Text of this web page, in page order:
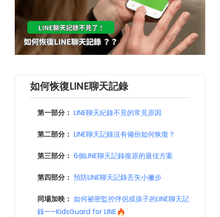
如何恢復LINE聊天記錄
第一部分： LINE聊天紀錄不見的常見原因
第二部分： LINE聊天記錄沒有備份如何恢復？
第三部分： 6個LINE聊天記錄復原的最佳方案
第四部分： 預防LINE聊天記錄丟失小撇步
同場加映： 如何祕密監控伴侶或孩子的LINE聊天記
錄——KidsGuard for LINE